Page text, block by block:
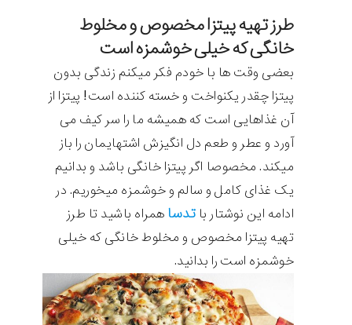
طرز تهیه پیتزا مخصوص و مخلوط
خانگی که خیلی خوشمزه است
بعضی وقت ها با خودم فکر میکنم زندگی بدون
پیتزا چقدر یکنواخت و خسته کننده است! پیتزا از
آن غذاهایی است که همیشه ما را سر کیف می
آورد و عطر و طعم دل انگیزش اشتهایمان را باز
میکند. مخصوصا اگر پیتزا خانگی باشد و بدانیم
یک غذای کامل و سالم و خوشمزه میخوریم. در
ادامه این نوشتار باتدسا همراه باشید تا طرز
تهیه پیتزا مخصوص و مخلوط خانگی که خیلی
خوشمزه است را بدانید.